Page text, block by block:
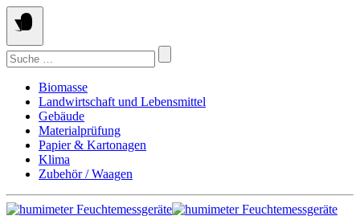
Springe
zum
Inhalt
Suchen
nach:
Biomasse
Landwirtschaft und Lebensmittel
Gebäude
Materialprüfung
Papier & Kartonagen
Klima
Zubehör / Waagen